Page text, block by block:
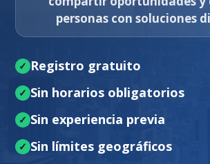
personas con soluciones
Registro gratuito
Sin horarios obligatorios
Sin experiencia previa
Sin límites geográficos